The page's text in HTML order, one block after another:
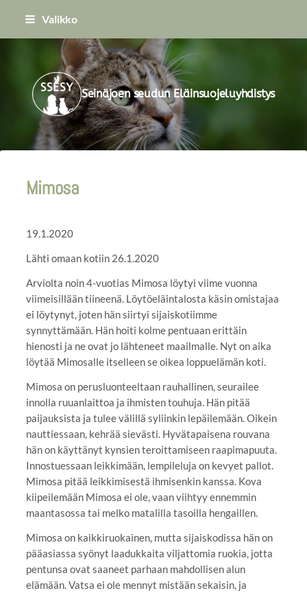
Siirry
Valikko
Seinäjoen seudun Eläinsuojeluyhdistys
Mimosa
19.1.2020
Lähti omaan kotiin 26.1.2020
Arviolta noin 4-vuotias Mimosa löytyi viime vuonna
viimeisillään tiineenä. Löytöeläintalosta käsin omistajaa
ei löytynyt, joten hän siirtyi sijaiskotiimme
synnyttämään. Hän hoiti kolme pentuaan erittäin
hienosti ja ne ovat jo lähteneet maailmalle. Nyt on aika
löytää Mimosalle itselleen se oikea loppuelämän koti.
Mimosa on perusluonteeltaan rauhallinen, seurailee
innolla ruuanlaittoa ja ihmisten touhuja. Hän pitää
paijauksista ja tulee välillä syliinkin lepäilemään. Oikein
nauttiessaan, kehrää sievästi. Hyvätapaisena rouvana
hän on käyttänyt kynsien teroittamiseen raapimapuuta.
Innostuessaan leikkimään, lempileluja on kevyet pallot.
Mimosa pitää leikkimisestä ihmisenkin kanssa. Kova
kiipeilemään Mimosa ei ole, vaan viihtyy ennemmin
maantasossa tai melko matalilla tasoilla hengaillen.
Mimosa on kaikkiruokainen, mutta sijaiskodissa hän on
pääasiassa syönyt laadukkaita viljattomia ruokia, jotta
pentunsa ovat saaneet parhaan mahdollisen alun
elämään. Vatsa ei ole mennyt mistään sekaisin, ja